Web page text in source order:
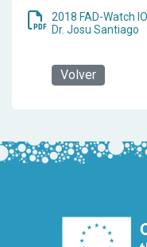
2018 FAD-Watch
Dr. Josu Santiago
Volver